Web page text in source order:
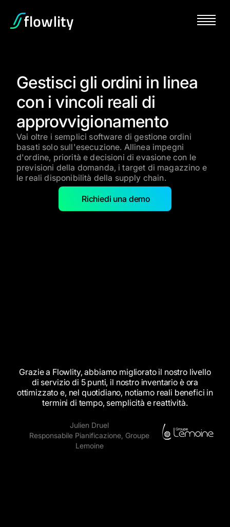
Gestisci gli ordini in linea
con i vincoli reali di
approvvigionamento
Vai oltre i semplici software di gestione ordini
basati solo sull'esecuzione. Allinea impegni
d'ordine, priorità e decisioni di evasione con le
previsioni della domanda, i target di magazzino e
le reali disponibilità della supply chain.
Richiedi una demo
Graziea Flowlity, abbiamo migliorato il nostro livello
di servizio di 5 punti, il nostro inventario è ora
ottimizzato e, nel quotidiano, notiamo reali benefici in
termini di tempo, semplicità e reattività.
Julien Druel
Responsabile Pianificazione, Groupe
Lemoine